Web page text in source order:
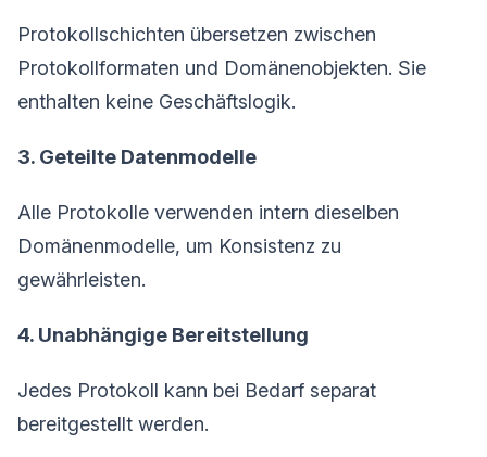
Protokollschichten übersetzen zwischen
Protokollformaten und Domänenobjekten. Sie
enthalten keine Geschäftslogik.
3. Geteilte Datenmodelle
Alle Protokolle verwenden intern dieselben
Domänenmodelle, um Konsistenz zu
gewährleisten.
4. Unabhängige Bereitstellung
Jedes Protokoll kann bei Bedarf separat
bereitgestellt werden.